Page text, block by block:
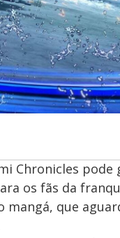
Chronicles
os fãs da
mangá, que